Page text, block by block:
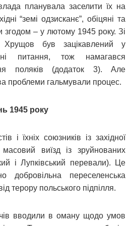
планувала заселити їх на
“земі одзисканє”, обіцяні та
згодом – у лютому 1945 року. Зі
був зацікавлений у
питання, тож намагався
поляків (додаток 3). Але
проблеми гальмували процес.
1945 року
і їхніх союзників із західної
виїзд із зруйнованих
і Лупківський перевали). Це
добровільна переселенська
терору польського підпілля.
вводили в оману щодо умов